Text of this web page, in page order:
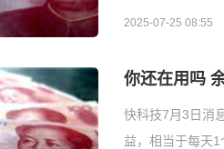
2025-07-25 08:55
你还在用吗
快科技7月3日消
益，相当于每天